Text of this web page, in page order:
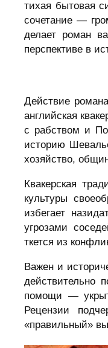
тихая бытовая
сочетание —
делает роман
перспективе в
Действие
английская
с рабством и
историю
хозяйство,
Квакерская
культуры
избегает
угрозами
ткется из
Важен и
действительно
помощи —
Рецензии
«правильный»